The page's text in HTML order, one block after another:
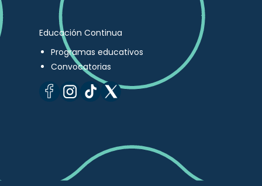
Educación Continua
Programas educativos
Convocatorias